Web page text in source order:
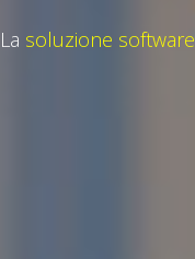
La soluzione software